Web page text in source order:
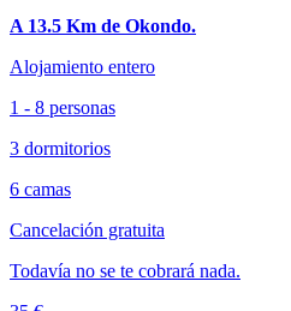
A 13.5 Km de Okondo.
Alojamiento entero
1 - 8 personas
3 dormitorios
6 camas
Cancelación gratuita
Todavía no se te cobrará nada.